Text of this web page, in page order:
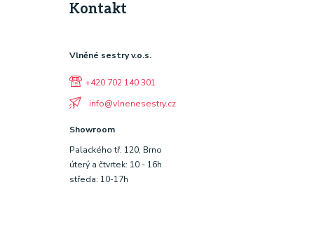
Kontakt
Vlněné sestry v.o.s.
+420 702 140 301
info@vlnenesestry.cz
Showroom
Palackého tř. 120, Brno
úterý a čtvrtek: 10 - 16h
středa: 10-17h